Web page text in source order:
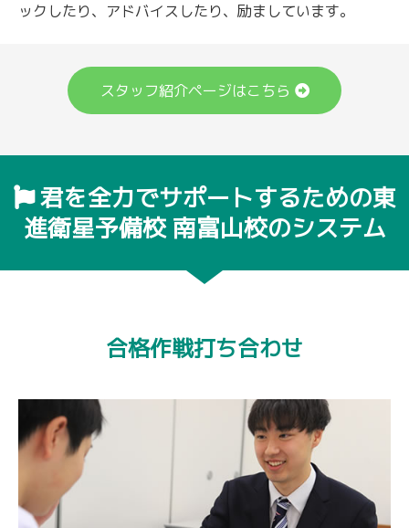
ックしたり、アドバイスしたり、励ましています。
スタッフ紹介ページはこちら
君を全力でサポートするための東
進衛星予備校 南富山校のシステム
合格作戦打ち合わせ